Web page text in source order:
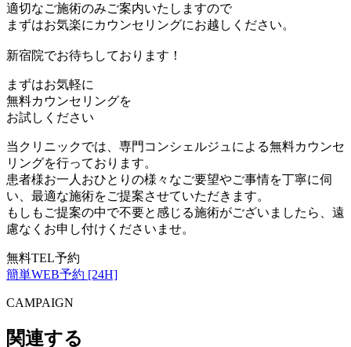
適切なご施術のみご案内いたしますので
まずはお気楽にカウンセリングにお越しください。
新宿院でお待ちしております！
まずはお気軽に
無料カウンセリングを
お試しください
当クリニックでは、専門コンシェルジュによる無料カウンセ
リングを行っております。
患者様お一人おひとりの様々なご要望やご事情を丁寧に伺
い、最適な施術をご提案させていただきます。
もしもご提案の中で不要と感じる施術がございましたら、遠
慮なくお申し付けくださいませ。
無料TEL予約
簡単WEB予約 [24H]
CAMPAIGN
関連する